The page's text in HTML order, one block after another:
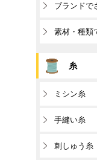
ブランドで
素材・種類
糸
ミシン糸
手縫い糸
刺しゅう糸